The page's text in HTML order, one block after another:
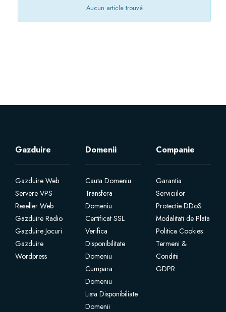
Servere Metin2
Licente WHMSonic
Licente WHMXtra
Servere Dedicate
Aplicatii Mobil
Certificats SSL
Constructeur de sites Web
Services de courrier électronique
Aucun article trouvé
Gazduire
Gazduire Web
Servere VPS
Reseller Web
Gazduire Radio
Gazduire Jocuri
Gazduire
Wordpress
Domenii
Cauta Domeniu
Transfera
Domeniu
Certificat SSL
Verifica
Disponibilitate
Domeniu
Cumpara
Domeniu
Lista Disponibiliate
Domenii
Companie
Garantia
Serviciilor
Protectie DDoS
Modalitati de Plata
Politica Cookies
Termeni &
Conditii
GDPR